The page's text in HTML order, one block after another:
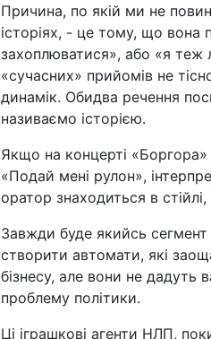
Причина, по якій ми не
історіях, - це тому, що
захоплюватися», або «я теж
«сучасних» прийомів не
динамік. Обидва речення
називаємо історією.
Якщо на концерті «Боргора»
«Подай мені рулон»,
оратор знаходиться в
Завжди буде якийсь сегмент
створити автомати, які
бізнесу, але вони не дадуть
проблему політики.
Ці іграшкові агенти НЛП,